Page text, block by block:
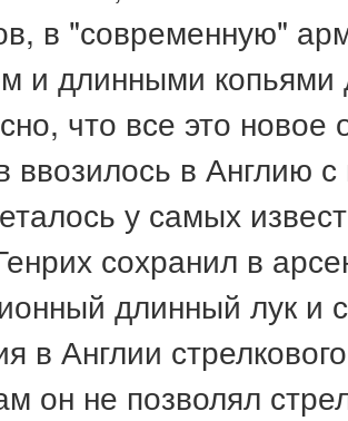
в "современную"
и длинными копьями
что все это
ввозилось в Англию
у самых
сохранил в
длинный лук и
в Англии
он не позволял